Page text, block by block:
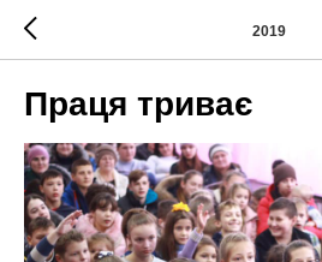
2019
Праця триває